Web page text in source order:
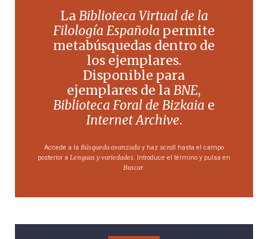
LaBiblioteca Virtual de la
Filología Española permite
metabúsquedas dentro de
los ejemplares.
Disponible para
ejemplares de laBNE,
Biblioteca Foral de Bizkaia e
Internet Archive.
Accede a la Búsqueda avanzada y haz scroll hasta el campo
posterior a Lenguas y variedades. Introduce el término y pulsa en
Buscar.